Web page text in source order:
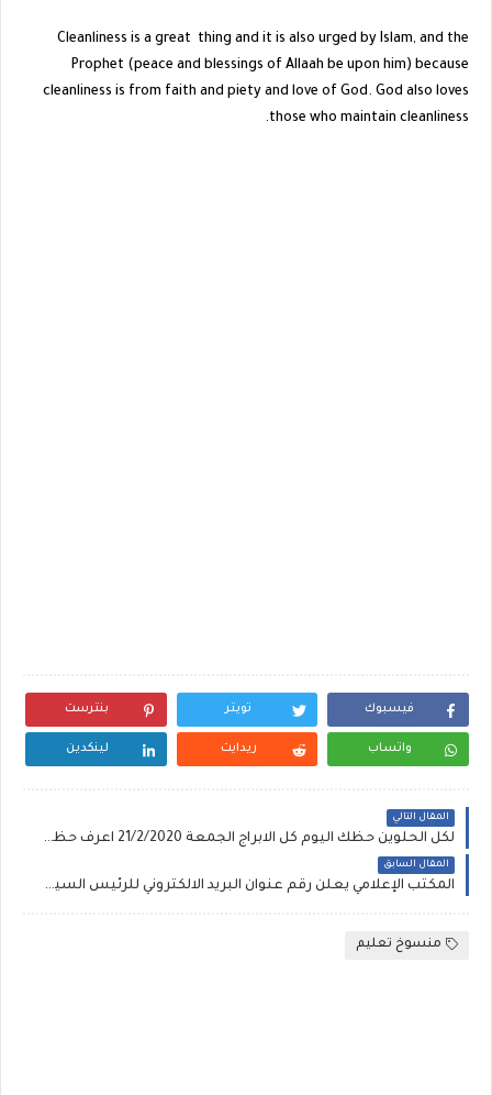
Cleanliness is a great thing and it is also urged by Islam, and the
Prophet (peace and blessings of Allaah be upon him) because
cleanliness is from faith and piety and love of God. God also loves
those who maintain cleanliness.
فيسبوك تويتر بنترست
واتساب ريدايت لينكدين
المقال التالي
لكل الحلوين حظك اليوم كل الابراج الجمعة 21/2/2020 اعرف حظك مع مع ماغي فرح ونجلاء قباني وكارمن شماس ومنيب الشيخ
المقال السابق
المكتب الإعلامي يعلن رقم عنوان البريد الالكتروني للرئيس السيسي SISI عنوان ايميل رقم تليفون الرئيس السيسي "الخاص" لاستقبال استفسارات المواطنين media.office8@op.gov.eg توصيل صوتك للمسؤلين
منسوخ تعليم